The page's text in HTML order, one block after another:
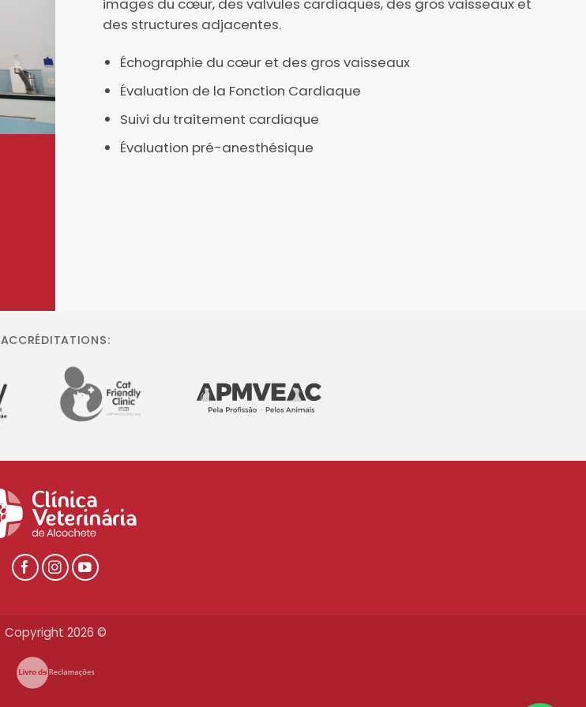
images du cœur, des valvules cardiaques, des gros vaisseaux et
des structures adjacentes.
Échographie du cœur et des gros vaisseaux
Évaluation de la Fonction Cardiaque
Suivi du traitement cardiaque
Évaluation pré-anesthésique
ACCRÉDITATIONS:
Copyright 2026 ©